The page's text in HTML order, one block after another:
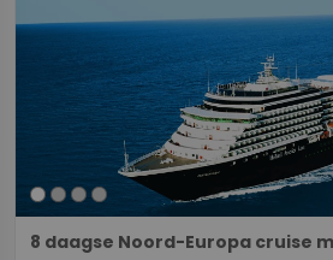
8 daagse Noord-Europa cruise